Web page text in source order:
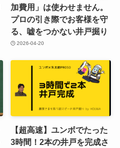
加費用」は使わせません。
プロの引き際でお客様を守
る、嘘をつかない井戸掘り
2026-04-20
【超高速】ユンボでたった
3時間！2本の井戸を完成さ